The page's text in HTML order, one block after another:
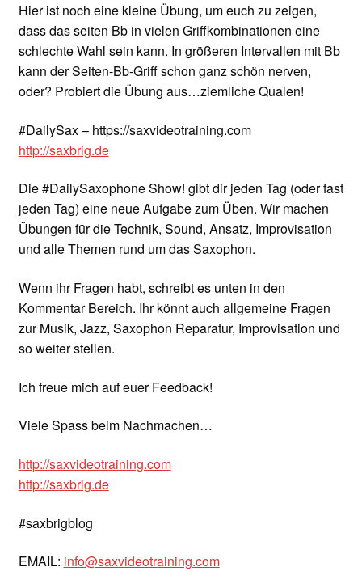
Hier ist noch eine kleine Übung, um euch zu zeigen,
dass das seiten Bb in vielen Griffkombinationen eine
schlechte Wahl sein kann. In größeren Intervallen mit Bb
kann der Seiten-Bb-Griff schon ganz schön nerven,
oder? Probiert die Übung aus…ziemliche Qualen!
#DailySax – https://saxvideotraining.com
http://saxbrig.de
Die #DailySaxophone Show! gibt dir jeden Tag (oder fast
jeden Tag) eine neue Aufgabe zum Üben. Wir machen
Übungen für die Technik, Sound, Ansatz, Improvisation
und alle Themen rund um das Saxophon.
Wenn ihr Fragen habt, schreibt es unten in den
Kommentar Bereich. Ihr könnt auch allgemeine Fragen
zur Musik, Jazz, Saxophon Reparatur, Improvisation und
so weiter stellen.
Ich freue mich auf euer Feedback!
Viele Spass beim Nachmachen…
http://saxvideotraining.com
http://saxbrig.de
#saxbrigblog
EMAIL: info@saxvideotraining.com